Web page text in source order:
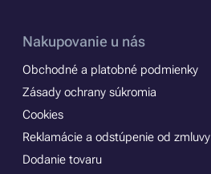
Nakupovanie u nás
Obchodné a platobné podmienky
Zásady ochrany súkromia
Cookies
Reklamácie a odstúpenie od zmluvy
Dodanie tovaru